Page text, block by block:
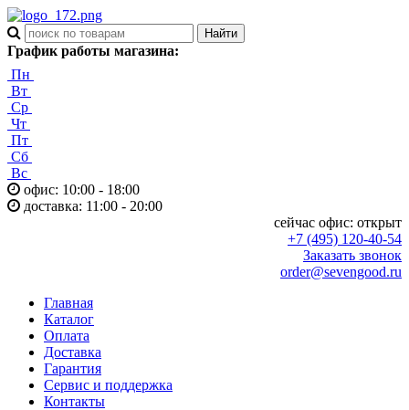
График работы магазина:
Пн
Вт
Ср
Чт
Пт
Сб
Вс
офис: 10:00 - 18:00
доставка: 11:00 - 20:00
сейчас офис: открыт
+7 (495) 120-40-54
Заказать звонок
order@sevengood.ru
Главная
Каталог
Оплата
Доставка
Гарантия
Сервис и поддержка
Контакты